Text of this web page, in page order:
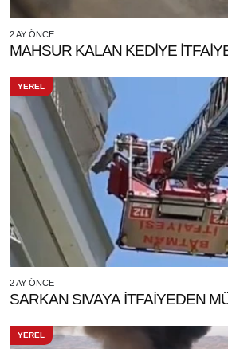
2 AY ÖNCE
MAHSUR KALAN KEDİYE
YEREL
2 AY ÖNCE
SARKAN SIVAYA İTFAİYEDEN
YEREL